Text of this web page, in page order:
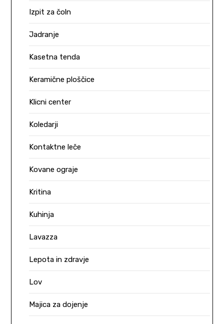
Izpit za čoln
Jadranje
Kasetna tenda
Keramične ploščice
Klicni center
Koledarji
Kontaktne leče
Kovane ograje
Kritina
Kuhinja
Lavazza
Lepota in zdravje
Lov
Majica za dojenje